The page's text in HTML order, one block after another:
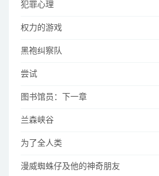
犯罪心理
权力的游戏
黑袍纠察队
尝试
图书馆员：下一章
兰森峡谷
为了全人类
漫威蜘蛛仔及他的神奇朋友